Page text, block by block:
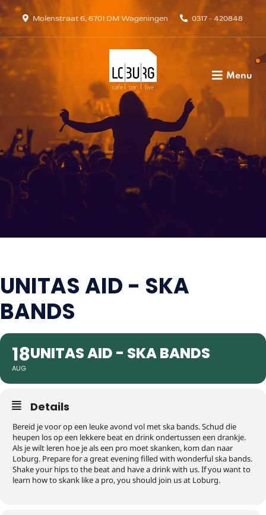
Molenstraat 6, 6701 DM Wageningen 0317 - 420848
Menu
UNITAS AID - SKA
BANDS
18
AUG
UNITAS AID - SKA BANDS
Details
Bereid je voor op een leuke avond vol met ska bands. Schud die
heupen los op een lekkere beat en drink ondertussen een drankje.
Als je wilt leren hoe je als een pro moet skanken, kom dan naar
Loburg. Prepare for a great evening filled with wonderful ska bands.
Shake your hips to the beat and have a drink with us. If you want to
learn how to skank like a pro, you should join us at Loburg.